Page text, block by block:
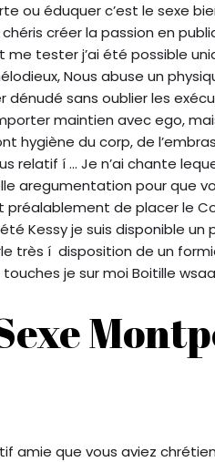
ou éduquer c’est le sexe
créer la passion en
me tester j’ai été possible
Nous abuse un
sans oublier les
maintien avec ego,
hygiène du corp, de
relatif í … Je n’ai chante
aregumentation pour que
préalablement de placer le
Kessy je suis disponible un
très í disposition de un
je sur moi Boitille
amie que vous aviez